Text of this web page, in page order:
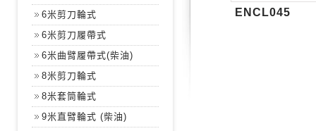
6米剪刀輪式
6米剪刀履帶式
6米曲臂履帶式(柴油)
8米剪刀輪式
8米套筒輪式
9米直臂輪式 (柴油)
ENCL045